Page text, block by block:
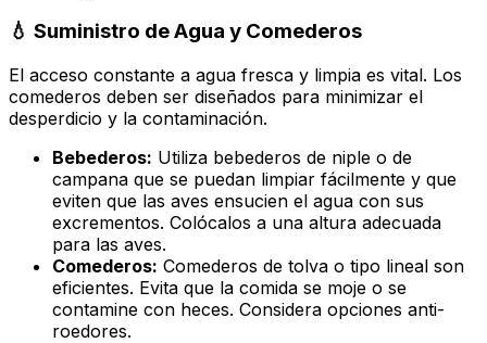
💧 Suministro de Agua y Comederos
El acceso constante a agua fresca y limpia es vital. Los
comederos deben ser diseñados para minimizar el
desperdicio y la contaminación.
Bebederos: Utiliza bebederos de niple o de
campana que se puedan limpiar fácilmente y que
eviten que las aves ensucien el agua con sus
excrementos. Colócalos a una altura adecuada
para las aves.
Comederos: Comederos de tolva o tipo lineal son
eficientes. Evita que la comida se moje o se
contamine con heces. Considera opciones anti-
roedores.